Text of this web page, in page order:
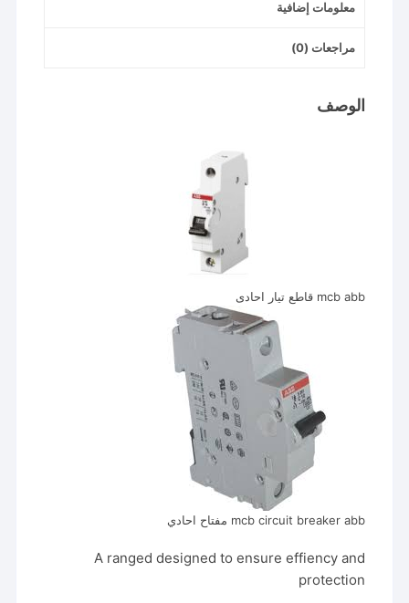
معلومات إضافية
مراجعات (0)
الوصف
mcb abb قاطع تيار احادى
mcb circuit breaker abb مفتاح احادي
A ranged designed to ensure effiency and
protection